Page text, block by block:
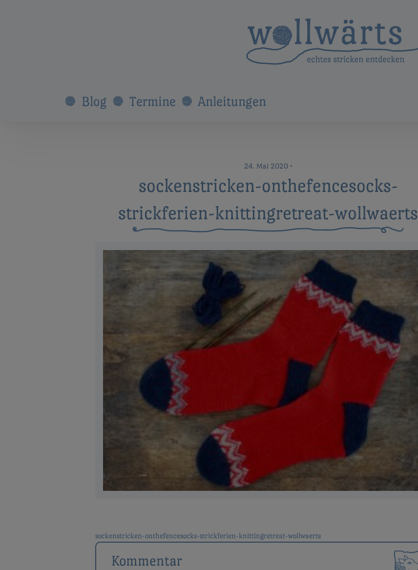
Blog Termine Anleitungen
24. Mai 2020•
sockenstricken-onthefencesocks-
strickferien-knittingretreat-wollwaerts
Beitragsnavigation
sockenstricken-onthefencesocks-strickferien-knittingretreat-wollwaerts
Kommentar